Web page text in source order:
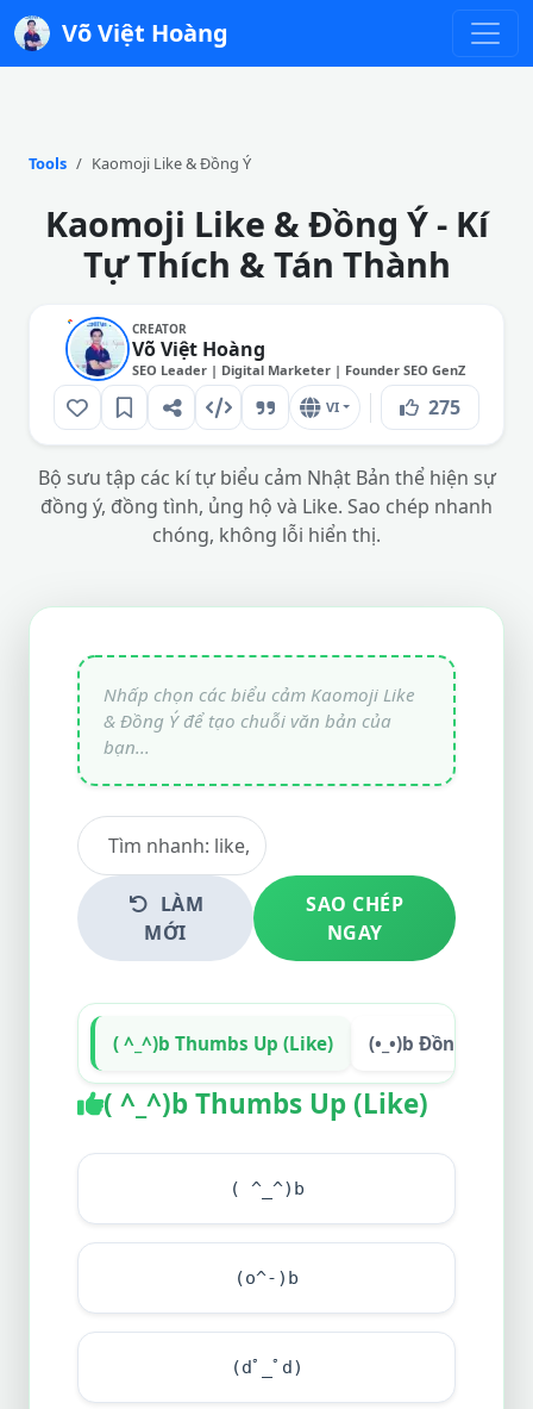
Võ Việt Hoàng
Tools Kaomoji Like & Đồng Ý
Kaomoji Like & Đồng Ý - Kí
Tự Thích & Tán Thành
CREATOR
Võ Việt Hoàng
SEO Leader | Digital Marketer | Founder SEO GenZ
VI 275
Bộ sưu tập các kí tự biểu cảm Nhật Bản thể hiện sự
đồng ý, đồng tình, ủng hộ và Like. Sao chép nhanh
chóng, không lỗi hiển thị.
LÀM
MỚI
SAO CHÉP
NGAY
( ^_^)b Thumbs Up (Like) (•_•)b Đồng Ý &
( ^_^)b Thumbs Up (Like)
( ^_^)b
(o^-)b
(dﾟ_ﾟd)